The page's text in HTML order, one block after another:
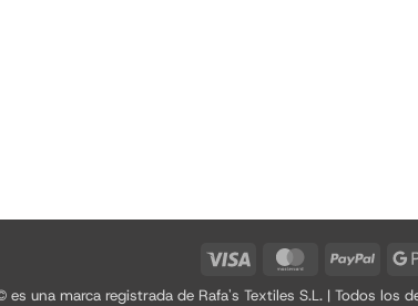
Visa MasterCardPayPal
una marca registrada de Rafa's Textiles S.L. | Todos los